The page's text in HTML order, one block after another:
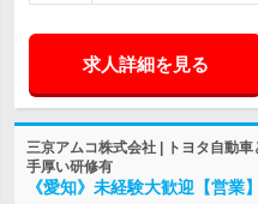
求人詳細を見る
三京アムコ株式会社 | トヨタ自動車
手厚い研修有
《愛知》未経験大歓迎【営業